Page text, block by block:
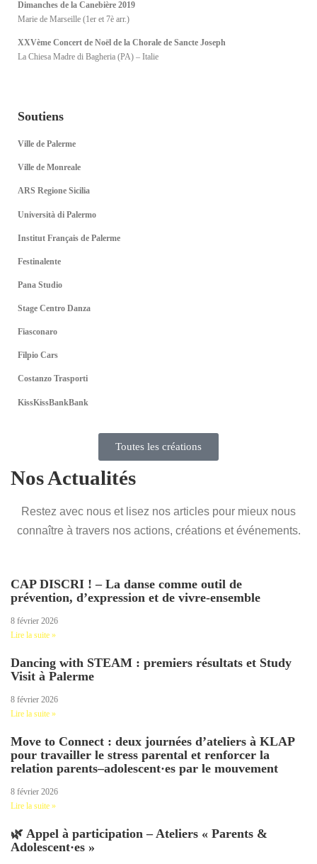
Dimanches de la Canebière 2019
Marie de Marseille (1er et 7è arr.)
XXVème Concert de Noël de la Chorale de Sancte Joseph
La Chiesa Madre di Bagheria (PA) – Italie
Soutiens
Ville de Palerme
Ville de Monreale
ARS Regione Sicilia
Università di Palermo
Institut Français de Palerme
Festinalente
Pana Studio
Stage Centro Danza
Fiasconaro
Filpio Cars
Costanzo Trasporti
KissKissBankBank
Toutes les créations
Nos Actualités
Restez avec nous et lisez nos articles pour mieux nous
connaître à travers nos actions, créations et événements.
CAP DISCRI ! – La danse comme outil de
prévention, d’expression et de vivre-ensemble
8 février 2026
Lire la suite »
Dancing with STEAM : premiers résultats et Study
Visit à Palerme
8 février 2026
Lire la suite »
Move to Connect : deux journées d’ateliers à KLAP
pour travailler le stress parental et renforcer la
relation parents–adolescent·es par le mouvement
8 février 2026
Lire la suite »
🌿 Appel à participation – Ateliers « Parents &
Adolescent·es »